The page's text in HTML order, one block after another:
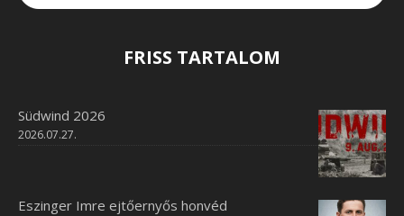
FRISS TARTALOM
Südwind 2026
2026.07.27.
Eszinger Imre ejtőernyős honvéd